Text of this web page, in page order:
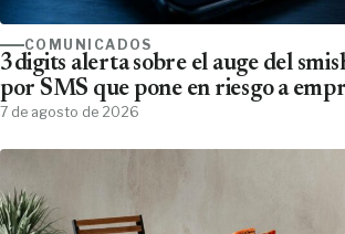
COMUNICADOS
3digits alerta sobre el auge del
por SMS que pone en riesgo a
7 de agosto de 2026